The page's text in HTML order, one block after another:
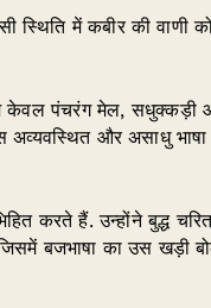
स्थिति में कबीर की
केवल पंचरंग मेल,
और असाधु भाषा
करते हैं. उन्होंने बुद्ध
बजभाषा का उस खड़ी